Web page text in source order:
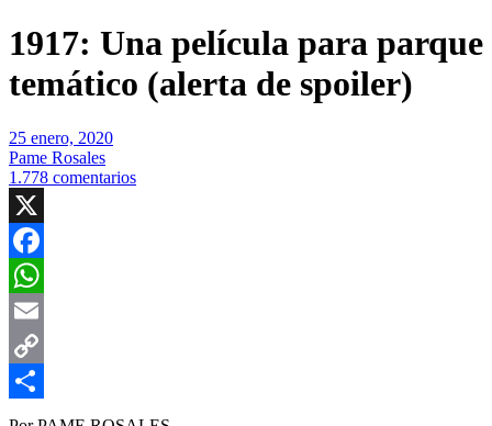
1917: Una película para parque
temático (alerta de spoiler)
25 enero, 2020
Pame Rosales
1.778 comentarios
X
Facebook
WhatsApp
Email
Copy
Link
Compartir